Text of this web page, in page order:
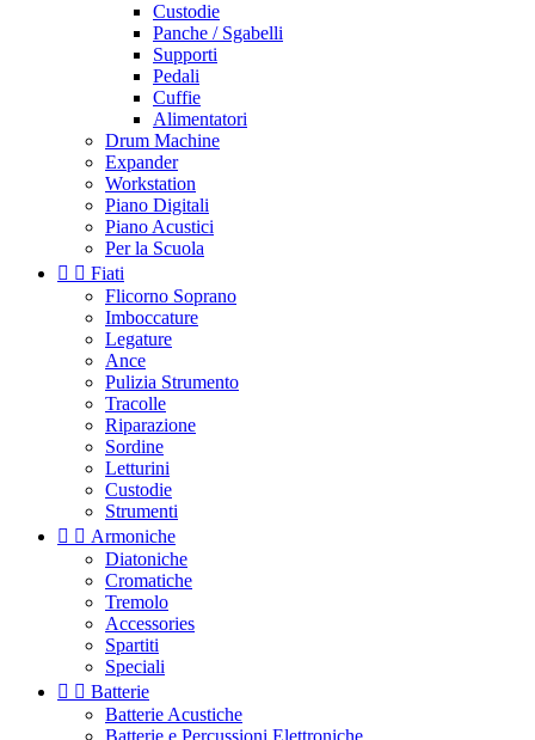
Custodie
Panche / Sgabelli
Supporti
Pedali
Cuffie
Alimentatori
Drum Machine
Expander
Workstation
Piano Digitali
Piano Acustici
Per la Scuola
  Fiati
Flicorno Soprano
Imboccature
Legature
Ance
Pulizia Strumento
Tracolle
Riparazione
Sordine
Letturini
Custodie
Strumenti
  Armoniche
Diatoniche
Cromatiche
Tremolo
Accessories
Spartiti
Speciali
  Batterie
Batterie Acustiche
Batterie e Percussioni Elettroniche